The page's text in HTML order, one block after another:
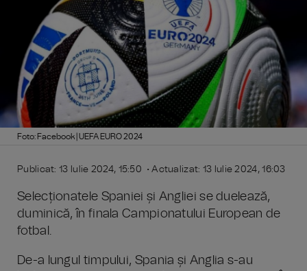
Foto: Facebook | UEFA EURO 2024
Publicat: 13 Iulie 2024, 15:50 • Actualizat: 13 Iulie 2024, 16:03
Selecționatele Spaniei și Angliei se duelează,
duminică, în finala Campionatului European de
fotbal.
De-a lungul timpului, Spania și Anglia s-au